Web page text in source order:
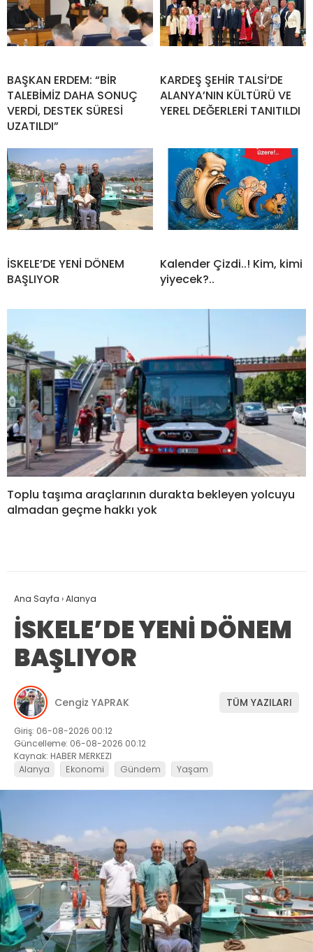
BAŞKAN ERDEM: “BİR
TALEBİMİZ DAHA SONUÇ
VERDİ, DESTEK SÜRESİ
UZATILDI”
KARDEŞ ŞEHİR TALSİ’DE
ALANYA’NIN KÜLTÜRÜ VE
YEREL DEĞERLERİ TANITILDI
İSKELE’DE YENİ DÖNEM
BAŞLIYOR
Kalender Çizdi..! Kim, kimi
yiyecek?..
Toplu taşıma araçlarının durakta bekleyen yolcuyu
almadan geçme hakkı yok
Ana Sayfa ›Alanya
İSKELE’DE YENİ DÖNEM
BAŞLIYOR
Cengiz YAPRAK TÜM YAZILARI
Giriş: 06-08-2026 00:12
Güncelleme: 06-08-2026 00:12
Kaynak: HABER MERKEZI
Alanya Ekonomi Gündem Yaşam